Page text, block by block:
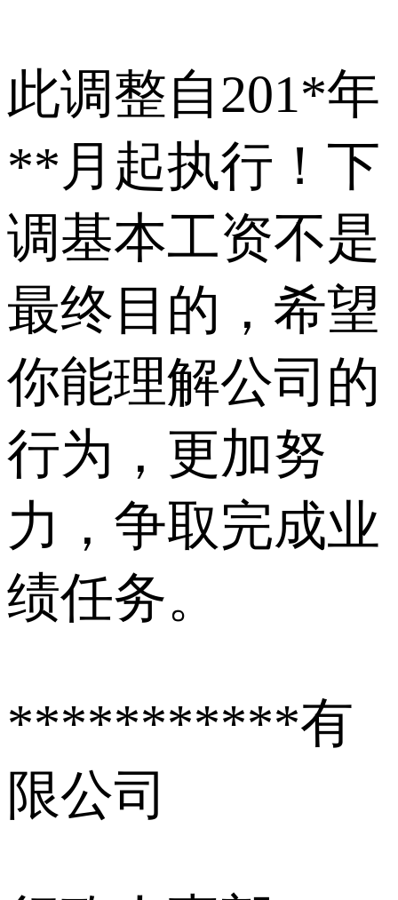
此调整自201*年
**月起执行！下
调基本工资不是
最终目的，希望
你能理解公司的
行为，更加努
力，争取完成业
绩任务。
***********有
限公司